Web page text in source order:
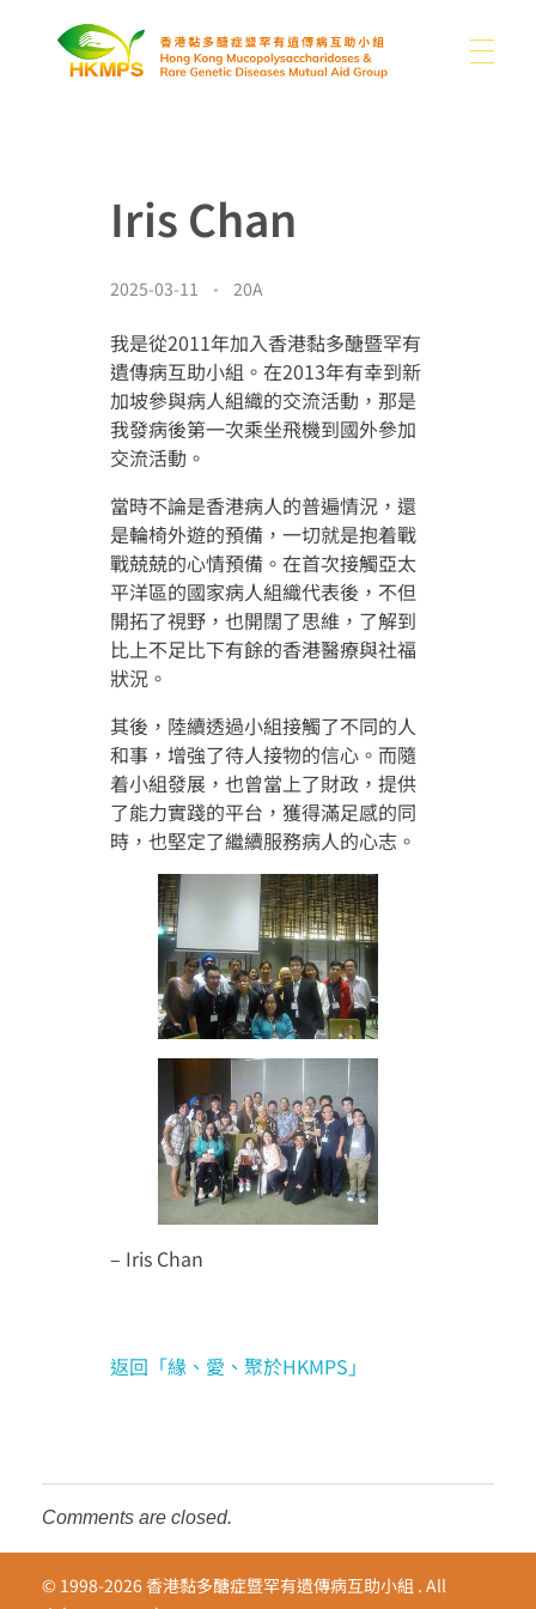
我們的困難
本會消息
其他罕有病資訊
聯絡我們
黏多醣症及罕有病類型
捐助者鳴謝
其他鳴謝
為病友打氣
媒體報導
會員圖片集
Iris Chan
2025-03-11 20A
我是從2011年加入香港黏多醣暨罕有
遺傳病互助小組。在2013年有幸到新
加坡參與病人組織的交流活動，那是
我發病後第一次乘坐飛機到國外參加
交流活動。
當時不論是香港病人的普遍情況，還
是輪椅外遊的預備，一切就是抱着戰
戰兢兢的心情預備。在首次接觸亞太
平洋區的國家病人組織代表後，不但
開拓了視野，也開闊了思維，了解到
比上不足比下有餘的香港醫療與社福
狀況。
其後，陸續透過小組接觸了不同的人
和事，增強了待人接物的信心。而隨
着小組發展，也曾當上了財政，提供
了能力實踐的平台，獲得滿足感的同
時，也堅定了繼續服務病人的心志。
– Iris Chan
返回「緣、愛、聚於HKMPS」
Comments are closed.
© 1998-2026 香港黏多醣症暨罕有遺傳病互助小組 . All